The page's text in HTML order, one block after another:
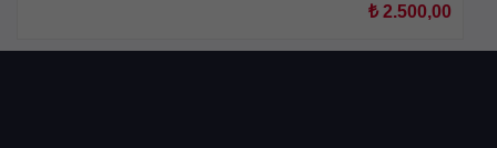
₺2.500,00